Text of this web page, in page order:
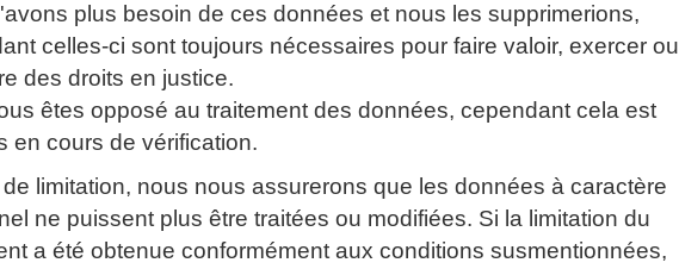
plus besoin de ces données et nous les supprimerions,
celles-ci sont toujours nécessaires pour faire valoir, exercer ou
des droits en justice.
êtes opposé au traitement des données, cependant cela est
en cours de vérification.
limitation, nous nous assurerons que les données à caractère
ne puissent plus être traitées ou modifiées. Si la limitation du
a été obtenue conformément aux conditions susmentionnées,